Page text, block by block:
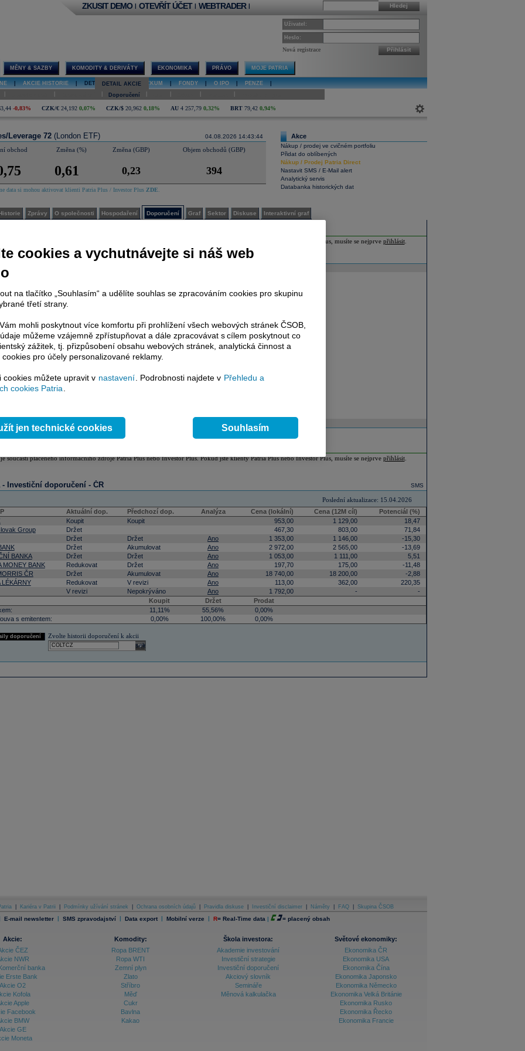
Hledej
ZKUSIT DEMO | OTEVŘÍT ÚČET | WEBTRADER |
Uživatel:
Heslo:
Nová registrace Přihlásit
MĚNY & SAZBY KOMODITY & DERIVÁTY EKONOMIKA PRÁVO MOJE PATRIA
AKCIE HISTORIE DETAIL AKCIE | VÝZKUM FONDY O IPO PENZE
DETAIL AKCIE
Doporučení
-0,83% CZK/€ 24,192 0,07% CZK/$ 20,962 0,18% AU 4 257,79 0,32% BRT 79,42 0,94%
04.08.2026 14:43:44
Leverage 72 (London ETF)
obchod Změna (%) Změna (GBP) Objem obchodů (GBP)
0,61 0,23 394
data si mohou aktivovat klienti Patria Plus / Investor Plus ZDE
Akce
Nákup / prodej ve cvičném portfoliu
Přidat do oblíbených
Nákup/ Prodej Patria Direct
Nastavit SMS / E-Mail alert
Analytický servis
Databanka historických dat
Zprávy O společnosti Hospodaření Doporučení Graf Sektor Diskuse Interaktivní graf
je součástí placeného informačního zdroje Patria Plus nebo Investor Plus. Pokud jste klienty Patria Plus nebo Investor Plus, musíte se nejprve přihlásit.
součástí placeného informačního zdroje Patria Plus nebo Investor Plus. Pokud jste klienty Patria Plus nebo Investor Plus, musíte se nejprve přihlásit.
SMS
- Investiční doporučení - ČR
Poslední aktualizace: 15.04.2026
Aktuální dop. Předchozí dop. Analýza Cena (lokální) Cena (12M cíl)
Potenciál (%)
Koupit Koupit 953,00 1 129,00
18,47
Group
Držet 467,30 803,00
71,84
Držet Držet Ano 1 353,00 1 146,00
-15,30
Držet Akumulovat Ano 2 972,00 2 565,00
-13,69
BANKA
Držet Držet Ano 1 053,00 1 111,00
5,51
MONEY BANK
Redukovat Držet Ano 197,70 175,00
-11,48
ČR
Držet Akumulovat Ano 18 740,00 18 200,00
-2,88
LÉKÁRNY
Redukovat V revizi Ano 113,00 362,00
220,35
V revizi Nepokrýváno Ano 1 792,00 -
-
Koupit
Držet
Prodat
11,11% 55,56%
0,00%
s emitentem:
0,00% 100,00% 0,00%
doporučení
Zvolte historii doporučení k akcii
select
Kariéra v Patrii Podmínky užívání stránek Ochrana osobních údajů Pravidla diskuse Investiční disclaimer Náměty FAQ Skupina ČSOB
E-mail newsletter | SMS zpravodajství | Data export | Mobilní verze | R= Real-Time data | = placený obsah
Akcie:
ČEZ
NWR
banka
Erste Bank
Akcie O2
Kofola
Apple
Facebook
BMW
Akcie GE
Moneta
Komodity:
Ropa BRENT
Ropa WTI
Zemní plyn
Zlato
Stříbro
Měď
Cukr
Bavlna
Kakao
Škola investora:
Akademie investování
Investiční strategie
Investiční doporučení
Akciový slovník
Semináře
Měnová kalkulačka
Světové ekonomiky:
Ekonomika ČR
Ekonomika USA
Ekonomika Čína
Ekonomika Japonsko
Ekonomika Německo
Ekonomika Velká Británie
Ekonomika Rusko
Ekonomika Řecko
Ekonomika Francie
cookies a vychutnávejte si náš web
na tlačítko „Souhlasím“ a udělíte souhlas se zpracováním cookies pro skupinu
třetí strany.
mohli poskytnout více komfortu při prohlížení všech webových stránek ČSOB,
můžeme vzájemně zpřístupňovat a dále zpracovávat s cílem poskytnout co
zážitek, tj. přizpůsobení obsahu webových stránek, analytická činnost a
pro účely personalizované reklamy.
cookies můžete upravit v nastavení . Podrobnosti najdete v Přehledu a
cookies Patria
jen technické cookies Souhlasím